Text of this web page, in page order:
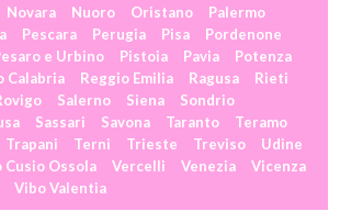
Novara Nuoro Oristano
Palermo
Pescara Perugia Pisa
Pordenone
e Urbino Pistoia Pavia
Potenza
Calabria Reggio Emilia Ragusa
Rieti
Salerno Siena
Sondrio
Sassari Savona Taranto
Teramo
Trapani Terni Trieste Treviso
Udine
Cusio Ossola Vercelli Venezia
Vicenza
Vibo Valentia